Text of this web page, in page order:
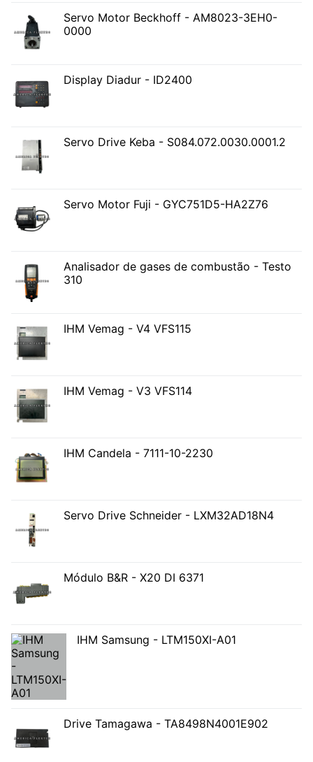
Servo Motor Beckhoff - AM8023-3EH0-
0000
Display Diadur - ID2400
Servo Drive Keba - S084.072.0030.0001.2
Servo Motor Fuji - GYC751D5-HA2Z76
Analisador de gases de combustão - Testo
310
IHM Vemag - V4 VFS115
IHM Vemag - V3 VFS114
IHM Candela - 7111-10-2230
Servo Drive Schneider - LXM32AD18N4
Módulo B&R - X20 DI 6371
IHM Samsung - LTM150XI-A01
Drive Tamagawa - TA8498N4001E902